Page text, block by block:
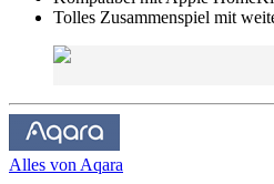
Tolles Zusammenspiel mit
Alles von Aqara